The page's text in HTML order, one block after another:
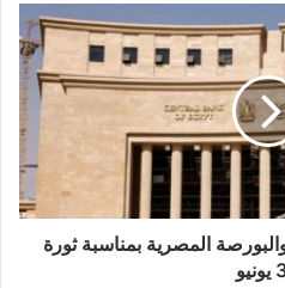
المصرية بمناسبة ثورة